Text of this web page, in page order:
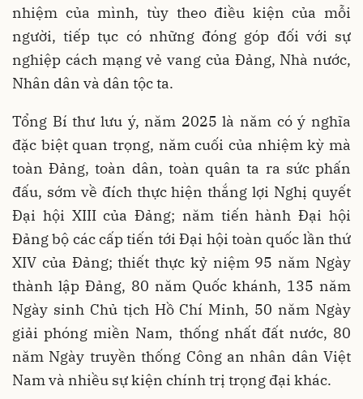
nhiệm của mình, tùy theo điều kiện của mỗi
người, tiếp tục có những đóng góp đối với sự
nghiệp cách mạng vẻ vang của Đảng, Nhà nước,
Nhân dân và dân tộc ta.
Tổng Bí thư lưu ý, năm 2025 là năm có ý nghĩa
đặc biệt quan trọng, năm cuối của nhiệm kỳ mà
toàn Đảng, toàn dân, toàn quân ta ra sức phấn
đấu, sớm về đích thực hiện thắng lợi Nghị quyết
Đại hội XIII của Đảng; năm tiến hành Đại hội
Đảng bộ các cấp tiến tới Đại hội toàn quốc lần thứ
XIV của Đảng; thiết thực kỷ niệm 95 năm Ngày
thành lập Đảng, 80 năm Quốc khánh, 135 năm
Ngày sinh Chủ tịch Hồ Chí Minh, 50 năm Ngày
giải phóng miền Nam, thống nhất đất nước, 80
năm Ngày truyền thống Công an nhân dân Việt
Nam và nhiều sự kiện chính trị trọng đại khác.